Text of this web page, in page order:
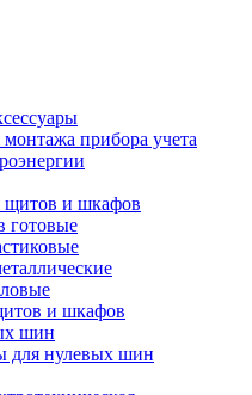
прибора учета
щитов и шкафов
готовые
и шкафов
шин
для нулевых шин